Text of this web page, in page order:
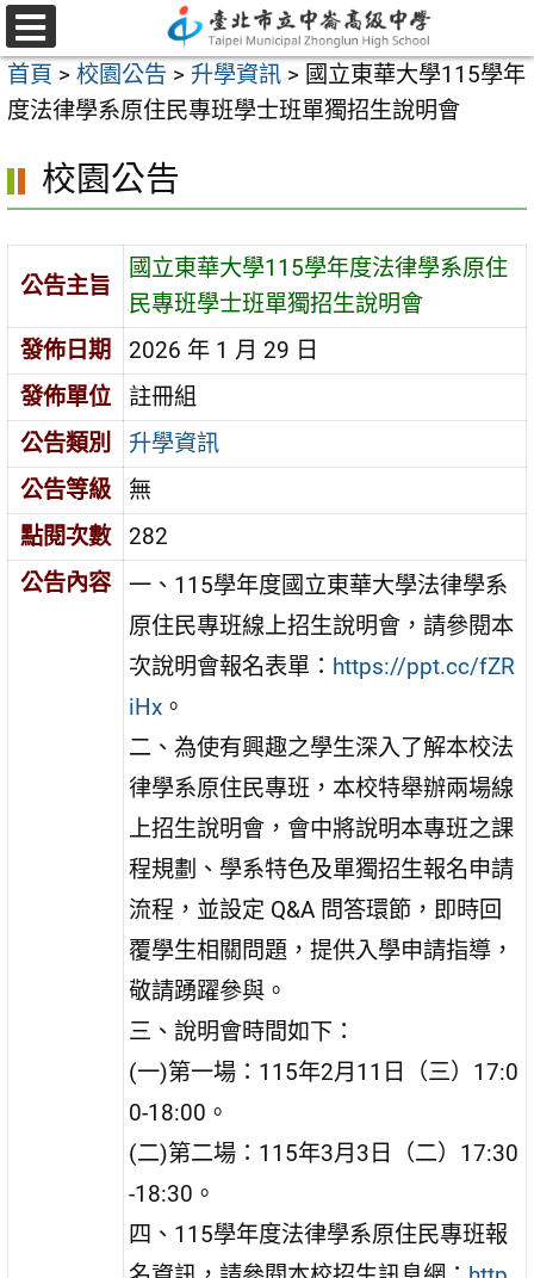
跳
至
主
要
容
選
單
首頁 > 校園公告 > 升學資訊 > 國立東華大學115學年
度法律學系原住民專班學士班單獨招生說明會
校園公告
公告主旨
國立東華大學115學年度法律學系原住
民專班學士班單獨招生說明會
發佈日期
2026 年 1 月 29 日
發佈單位
註冊組
公告類別
升學資訊
公告等級
無
點閱次數
282
公告內容
一、115學年度國立東華大學法律學系
原住民專班線上招生說明會，請參閱本
次說明會報名表單： https://ppt.cc/fZR
iHx 。
二、為使有興趣之學生深入了解本校法
律學系原住民專班，本校特舉辦兩場線
上招生說明會，會中將說明本專班之課
程規劃、學系特色及單獨招生報名申請
流程，並設定 Q&A 問答環節，即時回
覆學生相關問題，提供入學申請指導，
敬請踴躍參與。
三、說明會時間如下：
(一)第一場：115年2月11日（三）17:0
0-18:00。
(二)第二場：115年3月3日（二）17:30
-18:30。
四、115學年度法律學系原住民專班報